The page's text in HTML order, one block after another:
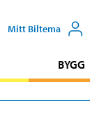
Mitt Biltema
BYGG